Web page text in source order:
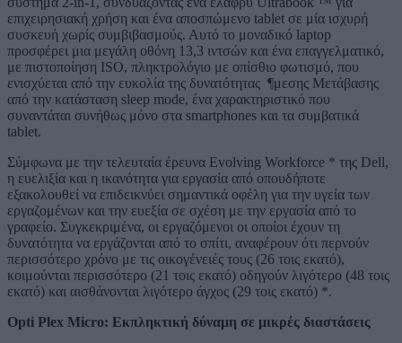
επιχειρησιακή χρήση και ένα αποσπώμενο tablet σε μία ισχυρή
συσκευή χωρίς συμβιβασμούς. Αυτό το μοναδικό laptop
προσφέρει μια μεγάλη οθόνη 13,3 ιντσών και ένα επαγγελματικό,
με πιστοποίηση ISO, πληκτρολόγιο με οπίσθιο φωτισμό, που
ενισχύεται από την ευκολία της δυνατότητας ¶μεσης Μετάβασης
από την κατάσταση sleep mode, ένα χαρακτηριστικό που
συναντάται συνήθως μόνο στα smartphones και τα συμβατικά
tablet.
Σύμφωνα με την τελευταία έρευνα Evolving Workforce * της Dell,
η ευελιξία και η ικανότητα για εργασία από οπουδήποτε
εξακολουθεί να επιδεικνύει σημαντικά οφέλη για την υγεία των
εργαζομένων και την ευεξία σε σχέση με την εργασία από το
γραφείο. Συγκεκριμένα, οι εργαζόμενοι οι οποίοι έχουν τη
δυνατότητα να εργάζονται από το σπίτι, αναφέρουν ότι περνούν
περισσότερο χρόνο με τις οικογένειές τους (26 τοις εκατό),
κοιμούνται περισσότερο (21 τοις εκατό) οδηγούν λιγότερο (48 τοις
εκατό) και αισθάνονται λιγότερο άγχος (29 τοις εκατό) *.
Opti Plex Micro: Εκπληκτική δύναμη σε μικρές διαστάσεις